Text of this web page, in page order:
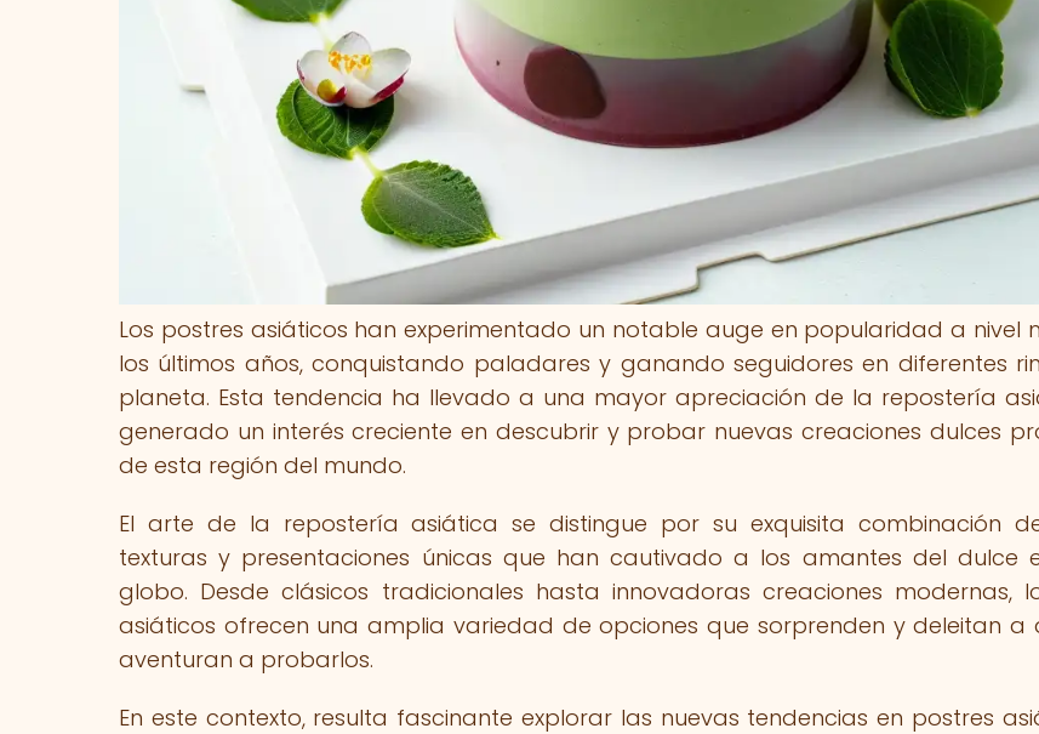
Los postres asiáticos han experimentado un notable auge en popularidad a nivel
los últimos años, conquistando paladares y ganando seguidores en diferentes
planeta. Esta tendencia ha llevado a una mayor apreciación de la repostería
generado un interés creciente en descubrir y probar nuevas creaciones dulces
de esta región del mundo.
El arte de la repostería asiática se distingue por su exquisita combinación
texturas y presentaciones únicas que han cautivado a los amantes del dulce
globo. Desde clásicos tradicionales hasta innovadoras creaciones modernas,
asiáticos ofrecen una amplia variedad de opciones que sorprenden y deleitan a
aventuran a probarlos.
En este contexto, resulta fascinante explorar las nuevas tendencias en postres